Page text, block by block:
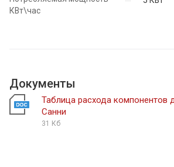
КВт\час
Документы
Таблица расхода компонентов
Санни
31 Кб